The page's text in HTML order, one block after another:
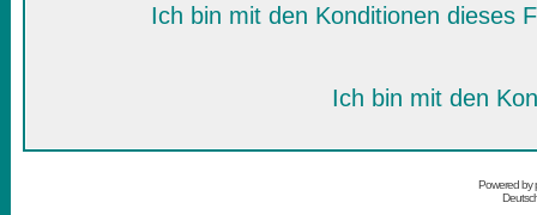
Ich bin mit den Konditionen dieses
Ich bin mit den
Powered by